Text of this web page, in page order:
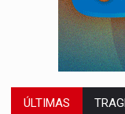
ÚLTIMAS